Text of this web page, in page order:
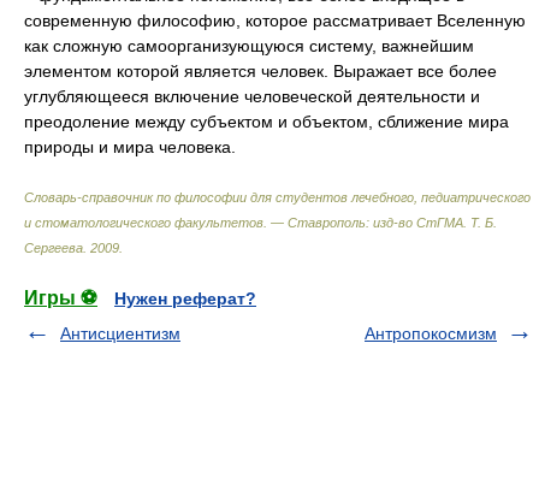
современную философию, которое рассматривает Вселенную
как сложную самоорганизующуюся систему, важнейшим
элементом которой является человек. Выражает все более
углубляющееся включение человеческой деятельности и
преодоление между субъектом и объектом, сближение мира
природы и мира человека.
Словарь-справочник по философии для студентов лечебного, педиатрического
и стоматологического факультетов. — Ставрополь: изд-во СтГМА Т. Б.
Сергеева 2009
Игры ⚽
Нужен реферат?
Антисциентизм
Антропокосмизм